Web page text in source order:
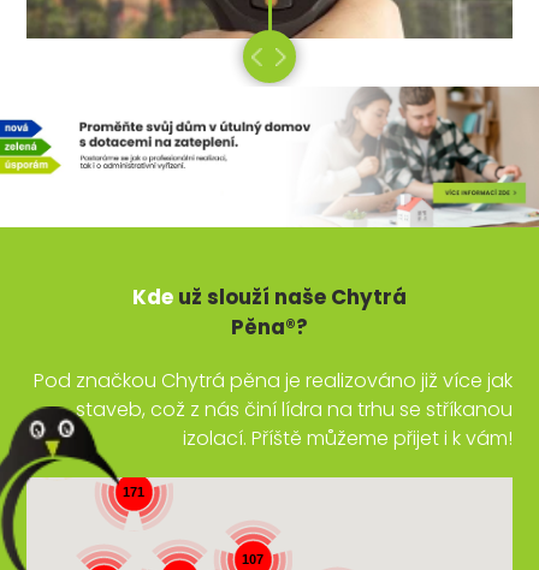
Kde už slouží naše Chytrá
Pěna®?
Pod značkou Chytrá pěna je realizováno již více jak
staveb, což z nás činí lídra na trhu se stříkanou
izolací. Příště můžeme přijet i k vám!
107
77
171